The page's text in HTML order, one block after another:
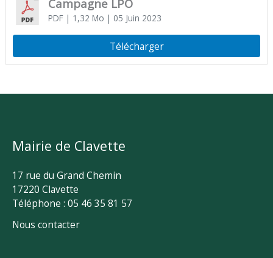
Campagne LPO
PDF| 1,32 Mo | 05 Juin 2023
Télécharger
Mairie de Clavette
17 rue du Grand Chemin
17220 Clavette
Téléphone : 05 46 35 81 57
Nous contacter